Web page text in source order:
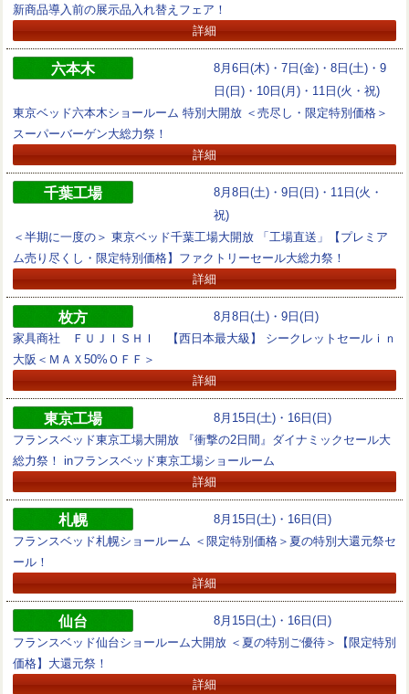
新商品導入前の展示品入れ替えフェア！
詳細
8月6日(木)・7日(金)・8日(土)・9
日(日)・10日(月)・11日(火・祝)
六本木
東京ベッド六本木ショールーム 特別大開放 ＜売尽し・限定特別価格＞
スーパーバーゲン大総力祭！
詳細
8月8日(土)・9日(日)・11日(火・
祝)
千葉工場
＜半期に一度の＞ 東京ベッド千葉工場大開放 「工場直送」【プレミア
ム売り尽くし・限定特別価格】ファクトリーセール大総力祭！
詳細
8月8日(土)・9日(日)
枚方
家具商社 ＦＵＪＩＳＨＩ 【西日本最大級】 シークレットセールｉｎ
大阪＜ＭＡＸ50%ＯＦＦ＞
詳細
8月15日(土)・16日(日)
東京工場
フランスベッド東京工場大開放 『衝撃の2日間』ダイナミックセール大
総力祭！ inフランスベッド東京工場ショールーム
詳細
8月15日(土)・16日(日)
札幌
フランスベッド札幌ショールーム ＜限定特別価格＞夏の特別大還元祭セ
ール！
詳細
8月15日(土)・16日(日)
仙台
フランスベッド仙台ショールーム大開放 ＜夏の特別ご優待＞【限定特別
価格】大還元祭！
詳細